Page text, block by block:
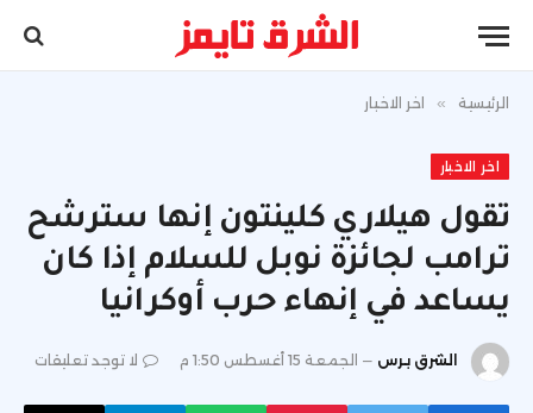
الرئيسية » اخر الاخبار
اخر الاخبار
تقول هيلاري كلينتون إنها سترشح
ترامب لجائزة نوبل للسلام إذا كان
يساعد في إنهاء حرب أوكرانيا
الشرق برس الجمعة 15 أغسطس 1:50 م لا توجد تعليقات